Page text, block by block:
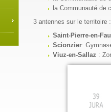
la Communauté de
3 antennes sur le territoire :
Saint-Pierre-en-
Scionzier:
Viuz-en-Sallaz :